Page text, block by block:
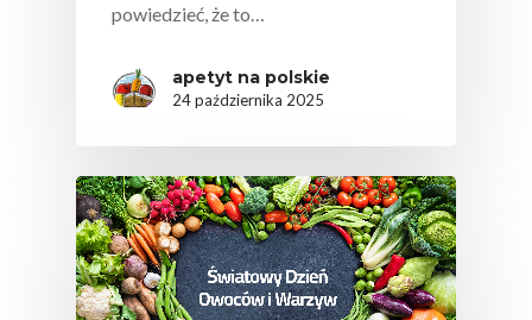
powiedzieć, że to…
apetyt na polskie
24 października 2025